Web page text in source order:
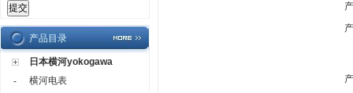
产品目录
日本横河yokogawa
-
横河电表